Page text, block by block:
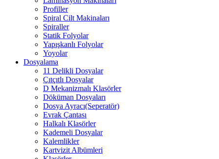
Profiller
Spiral Cilt Makinaları
Spiraller
Statik Folyolar
Yapışkanlı Folyolar
Yoyolar
Dosyalama
11 Delikli Dosyalar
Çıtçıtlı Dosyalar
D Mekanizmalı Klasörler
Döküman Dosyaları
Dosya Ayracı(Seperatör)
Evrak Çantası
Halkalı Klasörler
Kademeli Dosyalar
Kalemlikler
Kartvizit Albümleri